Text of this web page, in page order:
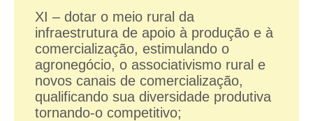
XI – dotar o meio rural da
infraestrutura de apoio à produção e à
comercialização, estimulando o
agronegócio, o associativismo rural e
novos canais de comercialização,
qualificando sua diversidade produtiva
tornando-o competitivo;